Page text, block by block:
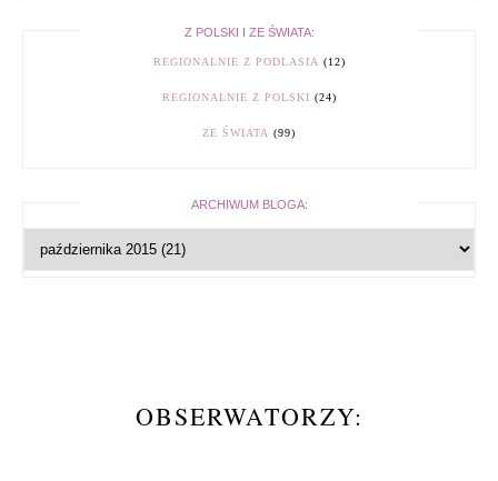
Z POLSKI I ZE ŚWIATA:
REGIONALNIE Z PODLASIA (12)
REGIONALNIE Z POLSKI (24)
ZE ŚWIATA (99)
ARCHIWUM BLOGA:
OBSERWATORZY: